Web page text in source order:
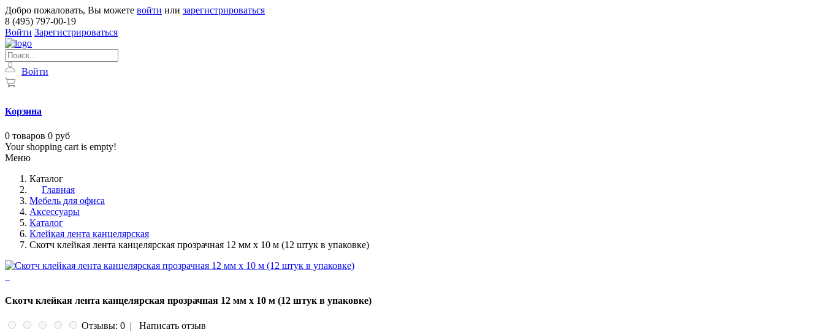
Добро пожаловать, Вы можете войти или зарегистрироваться
8 (495) 797-00-19
Войти Зарегистрироваться
Войти
Корзина
0 товаров 0 руб
Your shopping cart is empty!
Меню
Каталог
Главная
Мебель для офиса
Аксессуары
Каталог
Клейкая лента канцелярская
Скотч клейкая лента канцелярская прозрачная 12 мм x 10 м (12 штук в упаковке)
Скотч клейкая лента канцелярская прозрачная 12 мм x 10 м (12 штук в упаковке)
Отзывы: 0 |
Написать отзыв